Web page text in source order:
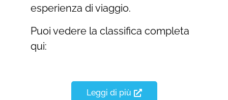
esperienza di viaggio.
Puoi vedere la classifica completa
qui:
Leggi di più